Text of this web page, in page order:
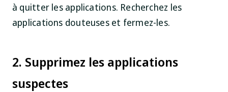
à quitter les applications. Recherchez les
applications douteuses et fermez-les.
2. Supprimez les applications
suspectes